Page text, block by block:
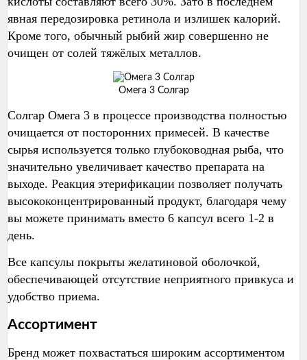
явная передозировка ретинола и излишек калорий.
Кроме того, обычный рыбий жир совершенно не
очищен от солей тяжёлых металлов.
Омега 3 Солгар
Солгар Омега 3 в процессе производства полностью
очищается от посторонних примесей. В качестве
сырья используется только глубоководная рыба, что
значительно увеличивает качество препарата на
выходе. Реакция этерификации позволяет получать
высококонцентрированный продукт, благодаря чему
вы можете принимать вместо 6 капсул всего 1-2 в
день.
Все капсулы покрыты желатиновой оболочкой,
обеспечивающей отсутствие неприятного привкуса и
удобство приема.
Ассортимент
Бренд может похвастаться широким ассортиментом